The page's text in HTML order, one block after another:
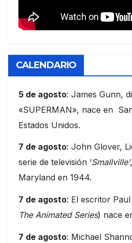
CALENDARIO
5 de agosto: James Gunn,
«SUPERMAN», nace en
Estados Unidos.
7 de agosto: John Glover,
serie de televisión ‘Smallville’
Maryland en 1944.
7 de agosto: El escritor
The Animated Series) nace
7 de agosto: Michael